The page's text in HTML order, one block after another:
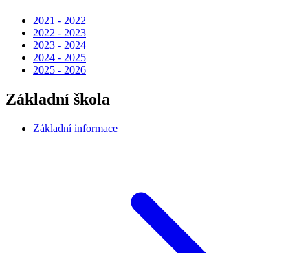
2021 - 2022
2022 - 2023
2023 - 2024
2024 - 2025
2025 - 2026
Základní škola
Základní informace